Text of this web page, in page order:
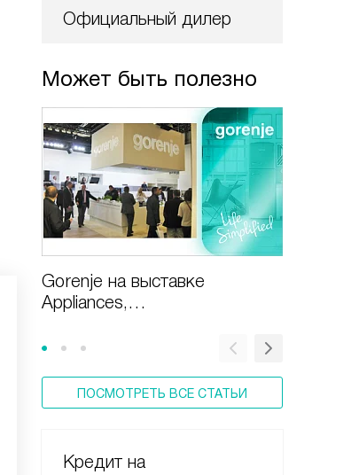
Официальный дилер
Может быть полезно
Gorenje на выставке
Appliances,
ПОСМОТРЕТЬ ВСЕ СТАТЬИ
Кредит на